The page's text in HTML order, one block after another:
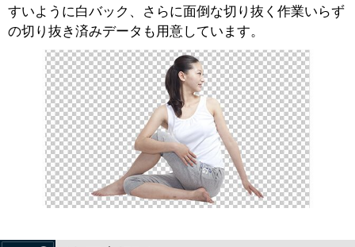
すいように白バック、さらに面倒な切り抜く作業いらず
の切り抜き済みデータも用意しています。